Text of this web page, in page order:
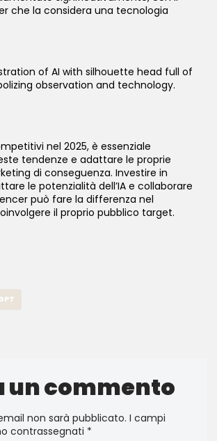
che la considera una tecnologia
nel 2025, è essenziale
tendenze e adattare le proprie
di conseguenza. Investire in
le potenzialità dell’IA e collaborare
può fare la differenza nel
il proprio pubblico target.
un commento
non sarà pubblicato. I campi
contrassegnati *